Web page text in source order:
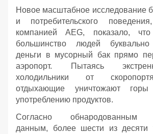
Новое масштабное исследование
и потребительского
компанией AEG, показало,
большинство людей
деньги в мусорный бак прямо
аэропорт. Пытаясь
холодильники от
отдыхающие уничтожают
употреблению продуктов.
Согласно обнародованным
данным, более шести из десяти